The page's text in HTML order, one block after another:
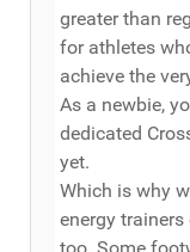
greater than
for athletes
achieve the
As a newbie,
dedicated
yet.
Which is why
energy